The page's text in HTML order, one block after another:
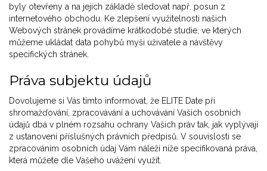
byly otevřeny a na jejich základě sledovat např. posun z
internetového obchodu. Ke zlepšení využitelnosti našich
Webových stránek provádíme krátkodobé studie, ve kterých
můžeme ukládat data pohybů myši uživatele a návštěvy
specifických stránek.
Práva subjektu údajů
Dovolujeme si Vás tímto informovat, že ELITE Date při
shromažďování, zpracovávání a uchovávání Vašich osobních
údajů dbá v plném rozsahu ochrany Vašich práv tak, jak vyplývají
z ustanovení příslušných právních předpisů. V souvislosti se
zpracováním osobních údaj Vám náleží níže specifikovaná práva,
která můžete dle Vašeho uvážení využít.